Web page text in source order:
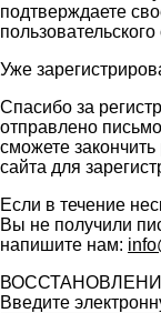
подтверждаете
Уже
Спасибо за
отправлено
сможете
сайта для
Если в течение
Вы не получили
напишите нам:
Введите